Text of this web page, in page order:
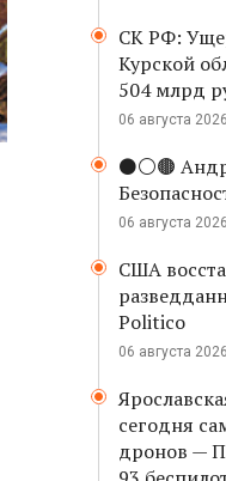
СК РФ:
Курской
504 млрд
06 августа
⚫️⚪️🟤
06 августа
США
Politico
06 августа
сегодня
дронов —